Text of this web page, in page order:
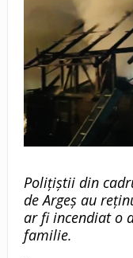
Polițiștii din
de Argeș au
ar fi incendiat o
familie.